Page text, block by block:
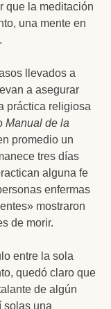
que la meditación
una mente en
llevados a
a asegurar
práctica religiosa
Manual de la
promedio un
tres días
alguna fe
enfermas
mostraron
de morir.
entre la sola
quedó claro que
de algún
solas una